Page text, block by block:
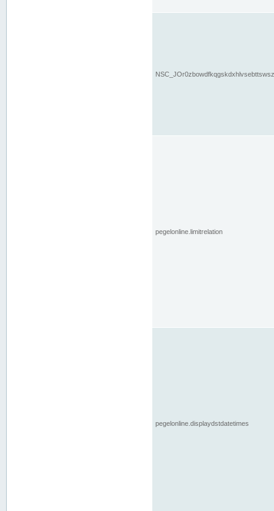
pegelonline.limitrelation
pegelonline.displaydstdatetimes